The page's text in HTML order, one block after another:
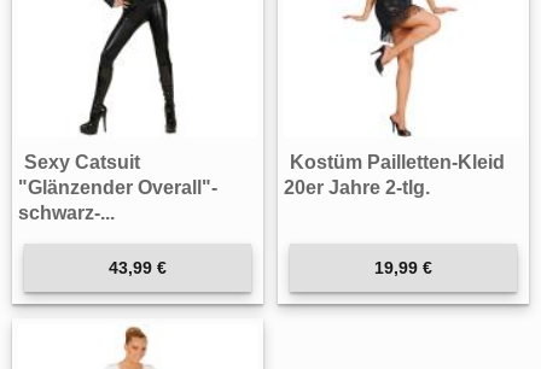
Sexy Catsuit
"Glänzender Overall"-
schwarz-...
43,99 €
Kostüm Pailletten-Kleid
20er Jahre 2-tlg.
19,99 €